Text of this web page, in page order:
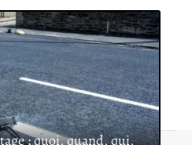
: quoi, quand, qui,